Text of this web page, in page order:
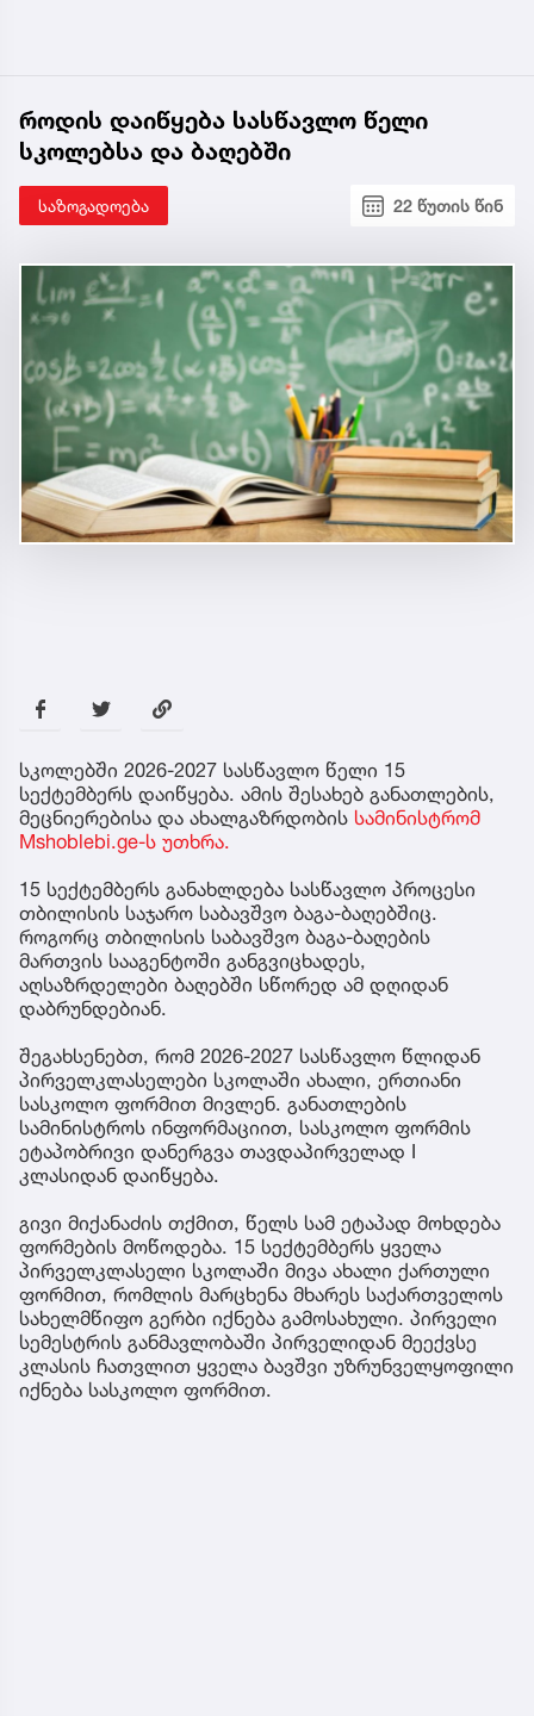
როდის დაიწყება სასწავლო წელი
სკოლებსა და ბაღებში
საზოგადოება 22 წუთის წინ
სკოლებში 2026-2027 სასწავლო წელი 15
სექტემბერს დაიწყება. ამის შესახებ განათლების,
მეცნიერებისა და ახალგაზრდობის სამინისტრომ
Mshoblebi.ge-ს უთხრა.
15 სექტემბერს განახლდება სასწავლო პროცესი
თბილისის საჯარო საბავშვო ბაგა-ბაღებშიც.
როგორც თბილისის საბავშვო ბაგა-ბაღების
მართვის სააგენტოში განგვიცხადეს,
აღსაზრდელები ბაღებში სწორედ ამ დღიდან
დაბრუნდებიან.
შეგახსენებთ, რომ 2026-2027 სასწავლო წლიდან
პირველკლასელები სკოლაში ახალი, ერთიანი
სასკოლო ფორმით მივლენ. განათლების
სამინისტროს ინფორმაციით, სასკოლო ფორმის
ეტაპობრივი დანერგვა თავდაპირველად I
კლასიდან დაიწყება.
გივი მიქანაძის თქმით, წელს სამ ეტაპად მოხდება
ფორმების მოწოდება. 15 სექტემბერს ყველა
პირველკლასელი სკოლაში მივა ახალი ქართული
ფორმით, რომლის მარცხენა მხარეს საქართველოს
სახელმწიფო გერბი იქნება გამოსახული. პირველი
სემესტრის განმავლობაში პირველიდან მეექვსე
კლასის ჩათვლით ყველა ბავშვი უზრუნველყოფილი
იქნება სასკოლო ფორმით.